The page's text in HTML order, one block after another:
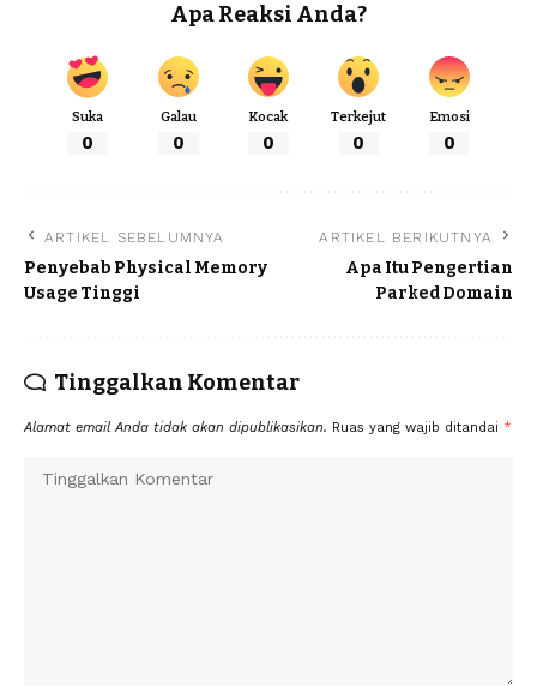
Apa Reaksi Anda?
Suka
0
Galau
0
Kocak
0
Terkejut
0
Emosi
0
ARTIKEL SEBELUMNYA
Penyebab Physical Memory
Usage Tinggi
ARTIKEL BERIKUTNYA
Apa Itu Pengertian
Parked Domain
Tinggalkan Komentar
Alamat email Anda tidak akan dipublikasikan. Ruas yang wajib ditandai *